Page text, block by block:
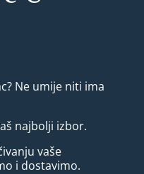
Ne umije niti ima
najbolji izbor.
vaše
i dostavimo.